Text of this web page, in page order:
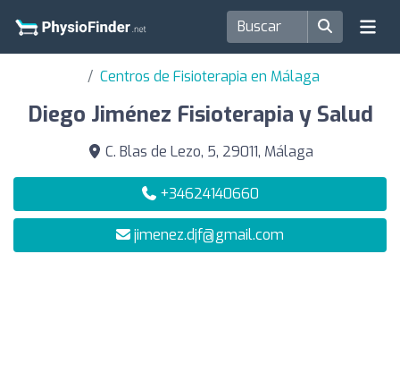
Centros de Fisioterapia en Málaga
Diego Jiménez Fisioterapia y Salud
C. Blas de Lezo, 5, 29011, Málaga
+34624140660
jimenez.djf@gmail.com